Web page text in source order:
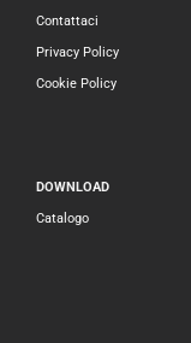
Contattaci
Privacy Policy
Cookie Policy
DOWNLOAD
Catalogo